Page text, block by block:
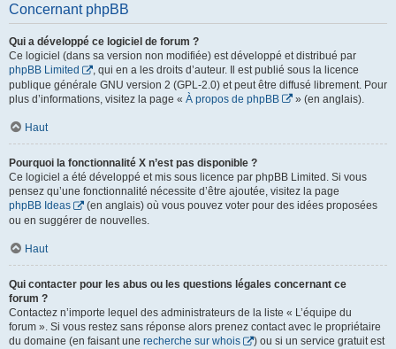
Concernant phpBB
Qui a développé ce logiciel de forum ?
Ce logiciel (dans sa version non modifiée) est développé et distribué par
phpBB Limited
, qui en a les droits d’auteur. Il est publié sous la licence
publique générale GNU version 2 (GPL-2.0) et peut être diffusé librement. Pour
plus d’informations, visitez la page « À propos de phpBB » (en anglais).
Haut
Pourquoi la fonctionnalité X n’est pas disponible ?
Ce logiciel a été développé et mis sous licence par phpBB Limited. Si vous
pensez qu’une fonctionnalité nécessite d’être ajoutée, visitez la page
phpBB Ideas
(en anglais) où vous pouvez voter pour des idées proposées
ou en suggérer de nouvelles.
Haut
Qui contacter pour les abus ou les questions légales concernant ce
forum ?
Contactez n’importe lequel des administrateurs de la liste « L’équipe du
forum ». Si vous restez sans réponse alors prenez contact avec le propriétaire
du domaine (en faisant une recherche sur whois
) ou si un service gratuit est